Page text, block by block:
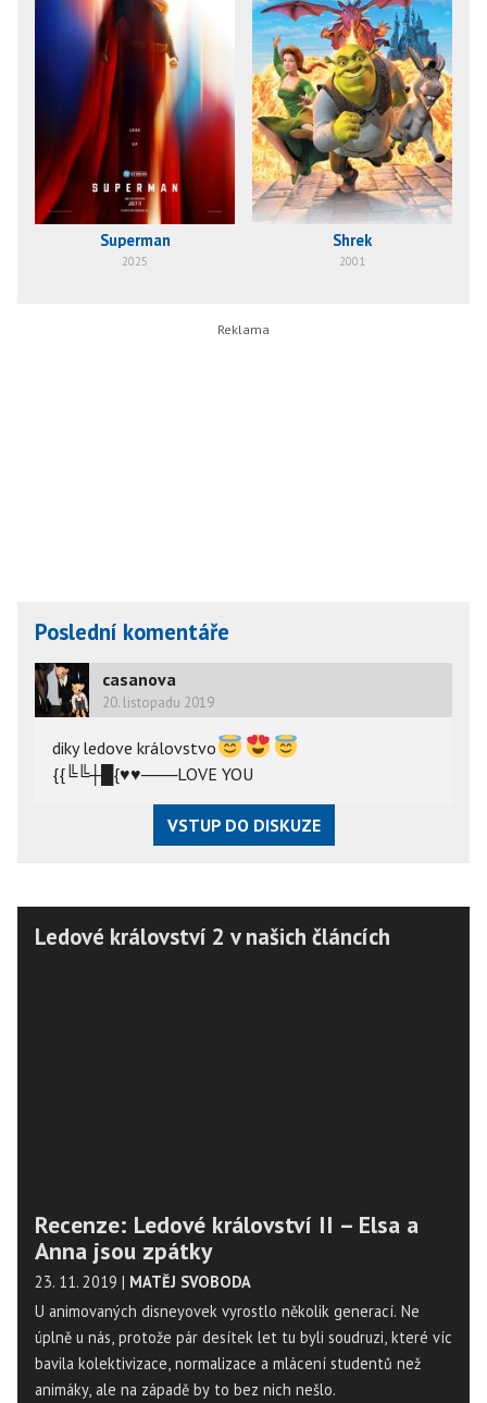
Superman
2025
Shrek
2001
Poslední komentáře
casanova
20. listopadu 2019
diky ledove královstvo
{{╚╚┼█{♥♥───LOVE YOU
VSTUP DO DISKUZE
Ledové království 2 v našich článcích
Recenze: Ledové království II – Elsa a
Anna jsou zpátky
23. 11. 2019 | MATĚJ SVOBODA
U animovaných disneyovek vyrostlo několik generací. Ne
úplně u nás, protože pár desítek let tu byli soudruzi, které víc
bavila kolektivizace, normalizace a mlácení studentů než
animáky, ale na západě by to bez nich nešlo.